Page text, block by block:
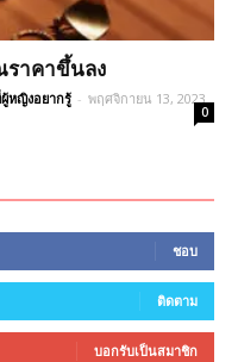
ราคาขึ้นลง
หญิงอยากรู้ - พฤศจิกายน 13, 2023
0
ชอบ
ติดตาม
บอกรับเป็นสมาชิก